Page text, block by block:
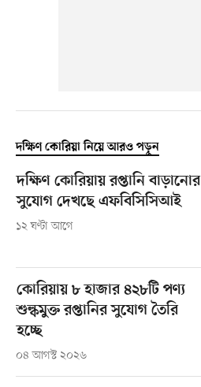
দক্ষিণ কোরিয়া নিয়ে আরও পড়ুন
দক্ষিণ কোরিয়ায় রপ্তানি বাড়ানোর
সুযোগ দেখছে এফবিসিসিআই
১২ ঘণ্টা আগে
কোরিয়ায় ৮ হাজার ৪২৮টি পণ্য
শুল্কমুক্ত রপ্তানির সুযোগ তৈরি
হচ্ছে
০৪ আগস্ট ২০২৬